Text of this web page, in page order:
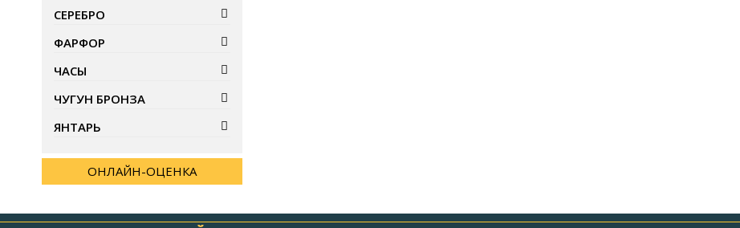
СЕРЕБРО
ФАРФОР
ЧАСЫ
ЧУГУН БРОНЗА
ЯНТАРЬ
ОНЛАЙН-ОЦЕНКА